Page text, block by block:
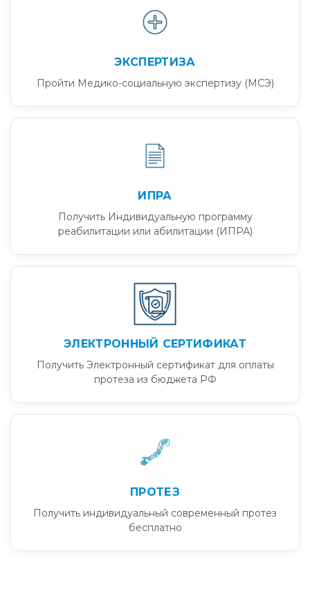
ЭКСПЕРТИЗА
Пройти Медико-социальную экспертизу (МСЭ)
ИПРА
Получить Индивидуальную программу
реабилитации или абилитации (ИПРА)
ЭЛЕКТРОННЫЙ СЕРТИФИКАТ
Получить Электронный сертификат для оплаты
протеза из бюджета РФ
ПРОТЕЗ
Получить индивидуальный современный протез
бесплатно